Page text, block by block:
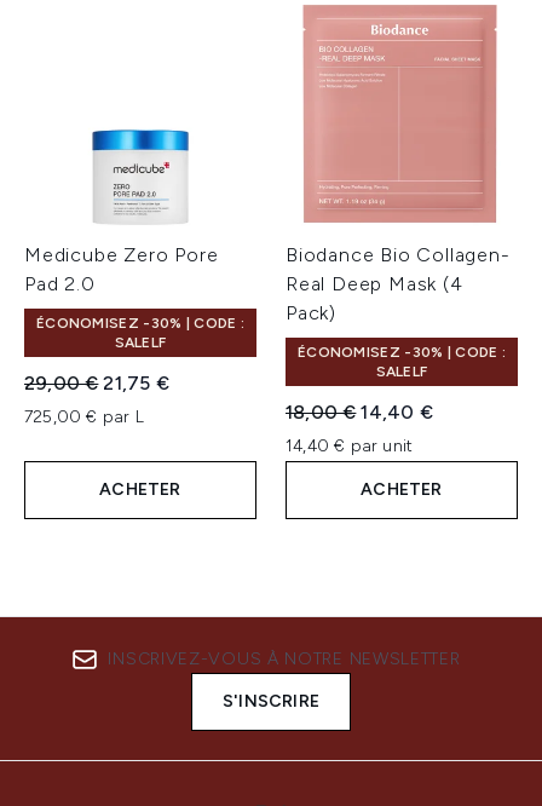
Medicube Zero Pore
Pad 2.0
ÉCONOMISEZ -30% | CODE :
SALELF
Prix de vente :
29,00 €Prix ​​actuel :
21,75 €
725,00 € par L
ACHETER
Biodance Bio Collagen-
Real Deep Mask (4
Pack)
ÉCONOMISEZ -30% | CODE :
SALELF
Prix de vente :
18,00 €Prix ​​actuel :
14,40 €
14,40 € par unit
ACHETER
INSCRIVEZ-VOUS À NOTRE NEWSLETTER
S'INSCRIRE